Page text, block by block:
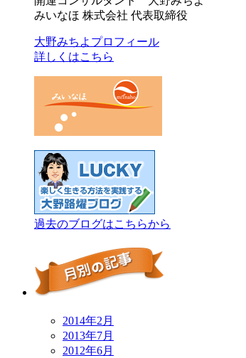
みいなほ 株式会社 代表取締役
大野みちよプロフィール
詳しくはこちら
過去のブログはこちらから
2014年2月
2013年7月
2012年6月